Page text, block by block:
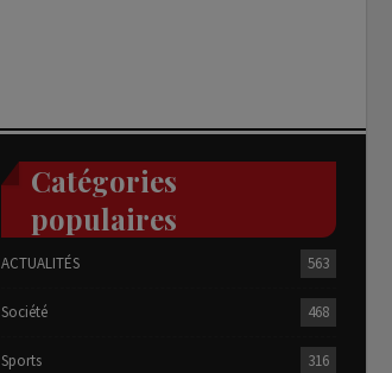
Catégories
populaires
ACTUALITÉS 563
Société 468
Sports 316